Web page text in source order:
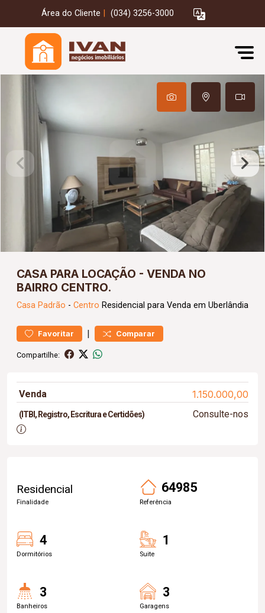
Área do Cliente (034) 3256-3000
CASA PARA LOCAÇÃO - VENDA NO
BAIRRO CENTRO.
Casa Padrão - Centro Residencial para Venda em Uberlândia
Favoritar | Comparar
Compartilhe:
Venda 1.150.000,00
(ITBI, Registro, Escritura e Certidões) Consulte-nos
Residencial
Finalidade
64985
Referência
4
Dormitórios
1
Suite
3
Banheiros
3
Garagens